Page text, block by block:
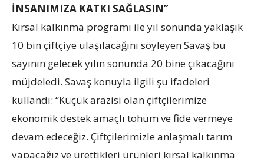
İNSANIMIZA KATKI SAĞLASIN”
Kırsal kalkınma programı ile yıl sonunda yaklaşık
10 bin çiftçiye ulaşılacağını söyleyen Savaş bu
sayının gelecek yılın sonunda 20 bine çıkacağını
müjdeledi. Savaş konuyla ilgili şu ifadeleri
kullandı: “Küçük arazisi olan çiftçilerimize
ekonomik destek amaçlı tohum ve fide vermeye
devam edeceğiz. Çiftçilerimizle anlaşmalı tarım
yapacağız ve ürettikleri ürünleri kırsal kalkınma